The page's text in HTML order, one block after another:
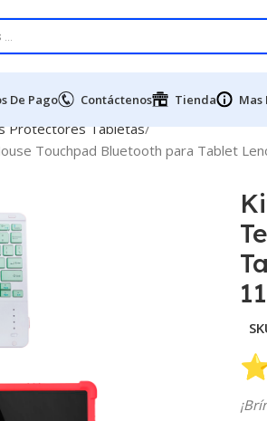
De Pago Contáctenos Tienda
Protectores Tabletas
Touchpad Bluetooth para Tablet